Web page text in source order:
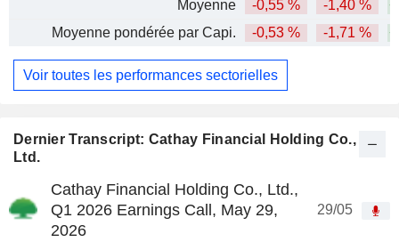
Dernier Transcript: Cathay Financial Holding Co.,
Ltd.
Cathay Financial Holding Co., Ltd.,
Q1 2026 Earnings Call, May 29,
2026
29/05
Moyenne
-0,55 % -1,40 %
Moyenne pondérée par Capi.
-0,53 % -1,71 %
Voir toutes les performances sectorielles